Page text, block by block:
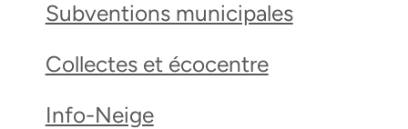
Subventions municipales
Collectes et écocentre
Info-Neige